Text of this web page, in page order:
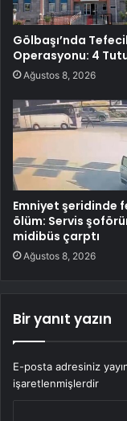
Gölbaşı’nda
Operasyonu: 4
Ağustos 8, 2026
Emniyet şeridinde
ölüm: Servis
midibüs çarptı
Ağustos 8, 2026
Bir yanıt yazın
E-posta adresiniz
işaretlenmişlerdir